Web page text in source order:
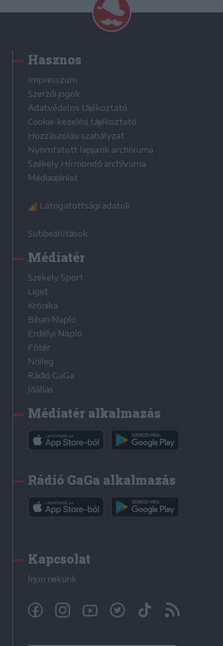
Hasznos
Impresszum
Szerzői jogok
Adatvédelmi tájékoztató
Cookie-kezelési tájékoztató
Hozzászólási szabályzat
Nyomtatott lapjaink archívuma
Székely Hírmondó archívuma
Médiaajánlat
Látogatottsági adatok
Sütibeállítások
Médiatér
Székely Sport
Liget
Krónika
Bihari Napló
Erdélyi Napló
Főtér
Nőileg
Rádió GaGa
Jóállás
Médiatér alkalmazás
Rádió GaGa alkalmazás
Kapcsolat
Írjon nekünk